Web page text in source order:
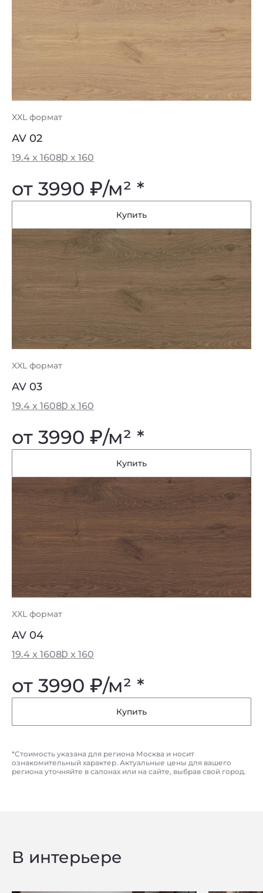
XXL формат
AV 02
19.4 x 16080 x 160
от 3990 ₽/м² *
Купить
XXL формат
AV 03
19.4 x 16080 x 160
от 3990 ₽/м² *
Купить
XXL формат
AV 04
19.4 x 16080 x 160
от 3990 ₽/м² *
Купить
*Стоимость указана для региона Москва и носит
ознакомительный характер. Актуальные цены для вашего
региона уточняйте в салонах или на сайте, выбрав свой город.
В интерьере